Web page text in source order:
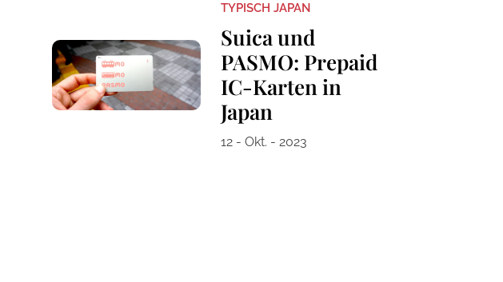
TYPISCH JAPAN
Suica und
PASMO: Prepaid
IC-Karten in
Japan
12 - Okt. - 2023